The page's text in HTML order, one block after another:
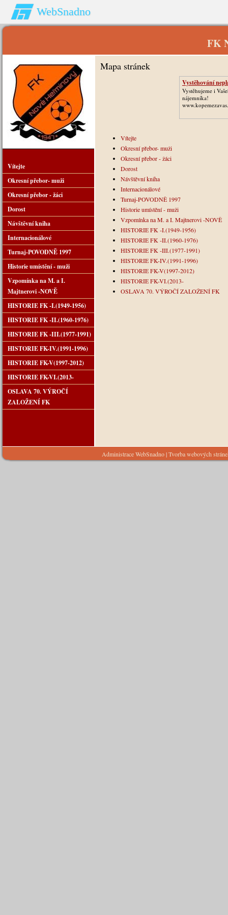
WebSnadno
FK
Vítejte
Okresní přebor- muži
Okresní přebor - žáci
Dorost
Návštěvní kniha
Internacionálové
Turnaj-POVODNĚ 1997
Historie umístění - muži
Vzpomínka na M. a I.
Majtnerovi -NOVĚ
HISTORIE FK -I.(1949-1956)
HISTORIE FK -II.(1960-1976)
HISTORIE FK -III.(1977-1991)
HISTORIE FK-IV.(1991-1996)
HISTORIE FK-V(1997-2012)
HISTORIE FK-VI.(2013-
OSLAVA 70. VÝROČÍ
ZALOŽENÍ FK
Mapa stránek
Vystěhování
Vystěhujeme i
nájemníka!
Vítejte
Okresní přebor- muži
Okresní přebor - žáci
Dorost
Návštěvní kniha
Internacionálové
Turnaj-POVODNĚ 1997
Historie umístění - muži
Vzpomínka na M. a I. Majtnerovi -NOVĚ
HISTORIE FK -I.(1949-1956)
HISTORIE FK -II.(1960-1976)
HISTORIE FK -III.(1977-1991)
HISTORIE FK-IV.(1991-1996)
HISTORIE FK-V(1997-2012)
HISTORIE FK-VI.(2013-
OSLAVA 70. VÝROČÍ ZALOŽENÍ FK
Administrace WebSnadno|Tvorba webových